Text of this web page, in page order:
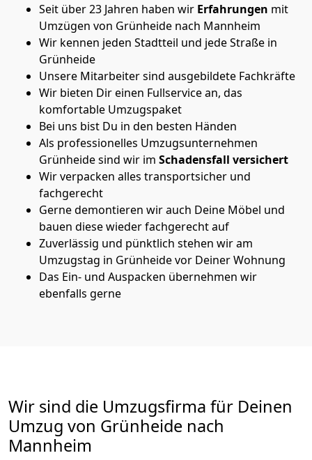
Seit über 23 Jahren haben wir Erfahrungen mit
Umzügen von Grünheide nach Mannheim
Wir kennen jeden Stadtteil und jede Straße in
Grünheide
Unsere Mitarbeiter sind ausgebildete Fachkräfte
Wir bieten Dir einen Fullservice an, das
komfortable Umzugspaket
Bei uns bist Du in den besten Händen
Als professionelles Umzugsunternehmen
Grünheide sind wir im Schadensfall versichert
Wir verpacken alles transportsicher und
fachgerecht
Gerne demontieren wir auch Deine Möbel und
bauen diese wieder fachgerecht auf
Zuverlässig und pünktlich stehen wir am
Umzugstag in Grünheide vor Deiner Wohnung
Das Ein- und Auspacken übernehmen wir
ebenfalls gerne
Wir sind die Umzugsfirma für Deinen
Umzug von Grünheide nach
Mannheim